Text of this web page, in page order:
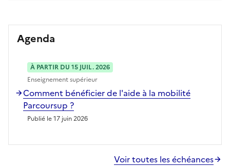
Agenda
À PARTIR DU 15 JUIL. 2026
Enseignement supérieur
Comment bénéficier de l'aide à la mobilité
Parcoursup ?
Publié le 17 juin 2026
Voir toutes les échéances